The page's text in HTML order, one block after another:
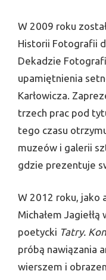
W 2009 roku
Historii Fotografii
Dekadzie
upamiętnienia
Karłowicza.
trzech prac pod
tego czasu
muzeów i galerii
gdzie prezentuje
W 2012 roku, jako
Michałem
poetycki Tatry.
próbą nawiązania
wierszem i